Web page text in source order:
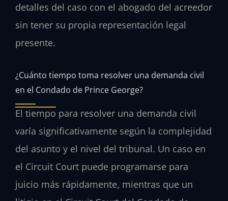
detalles del caso con el abogado del acreedor
sin tener su propia representación legal
presente.
¿Cuánto tiempo toma resolver una demanda civil
en el Condado de Prince George?
El tiempo para resolver una demanda civil
varía significativamente según la complejidad
del asunto y el nivel del tribunal. Un caso en
el Circuit Court puede programarse para
juicio más rápidamente, mientras que un